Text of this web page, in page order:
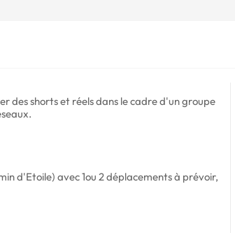
des shorts et réels dans le cadre d'un groupe
d'Etoile) avec 1ou 2 déplacements à prévoir,